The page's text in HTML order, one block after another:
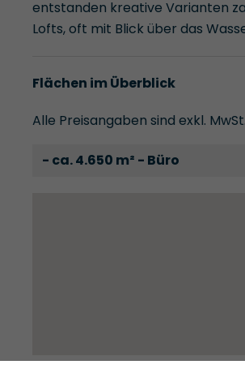
entstanden kreative Varianten
Lofts, oft mit Blick über das
Flächen im Überblick
Alle Preisangaben sind exkl. MwSt.
- ca. 4.650 m² - Büro